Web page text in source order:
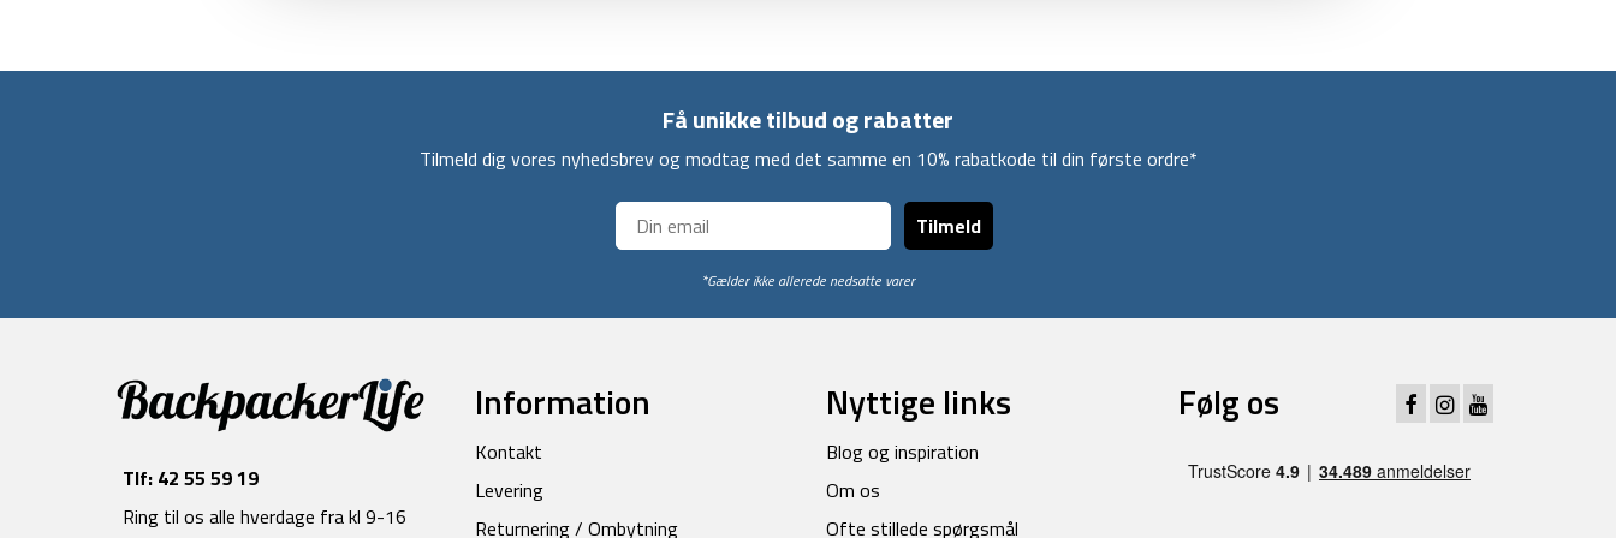
Få unikke tilbud og rabatter
Tilmeld dig vores nyhedsbrev og modtag med det samme en 10% rabatkode til din første ordre*
Tilmeld
*Gælder ikke allerede nedsatte varer
Tlf: 42 55 59 19
Ring til os alle hverdage fra kl 9-16
Information
Kontakt
Levering
Returnering / Ombytning
Nyttige links
Blog og inspiration
Om os
Ofte stillede spørgsmål
Følg os